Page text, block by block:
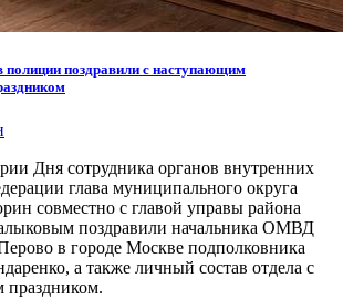
полиции поздравили с наступающим
Дня сотрудника органов внутренних
глава муниципального округа
совместно с главой управы района
поздравили начальника ОМВД
в городе Москве подполковника
а также личный состав отдела с
праздником.